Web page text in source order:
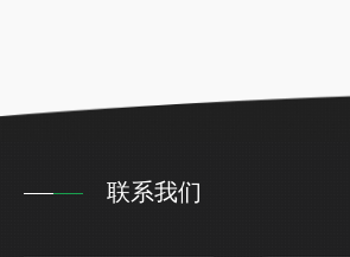
联系我们